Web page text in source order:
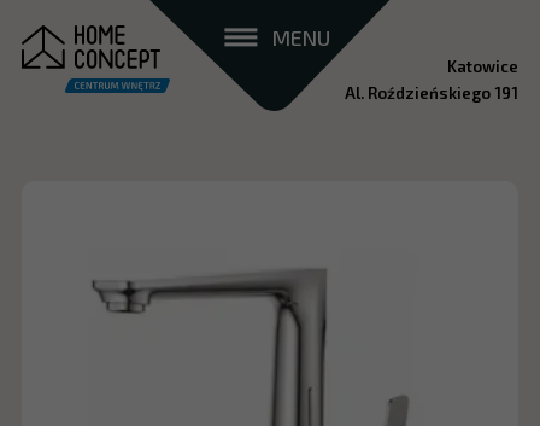
MENU
Katowice
Al. Roździeńskiego 191